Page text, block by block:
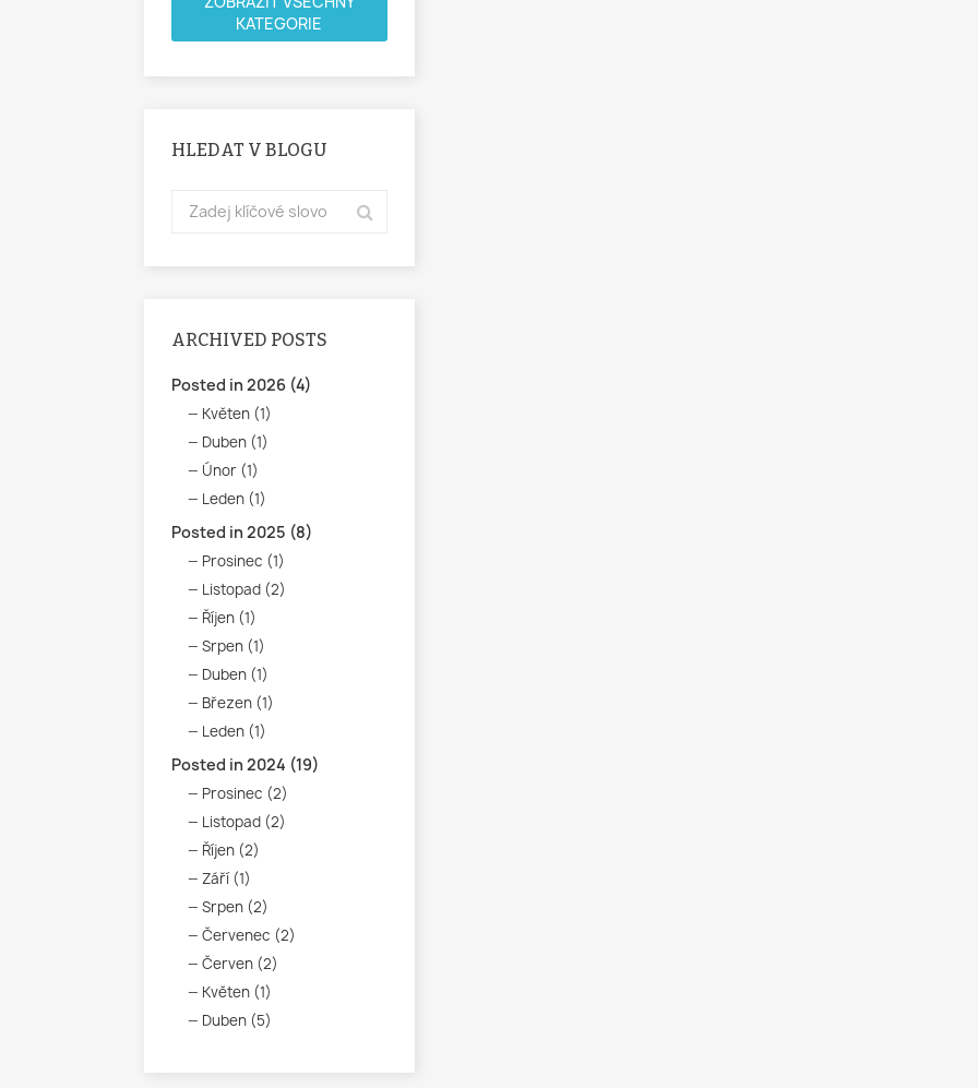
KATEGORIE
HLEDAT V BLOGU
ARCHIVED POSTS
Posted in 2026 (4)
Květen (1)
Duben (1)
Únor (1)
Leden (1)
Posted in 2025 (8)
Prosinec (1)
Listopad (2)
Říjen (1)
Srpen (1)
Duben (1)
Březen (1)
Leden (1)
Posted in 2024 (19)
Prosinec (2)
Listopad (2)
Říjen (2)
Září (1)
Srpen (2)
Červenec (2)
Červen (2)
Květen (1)
Duben (5)